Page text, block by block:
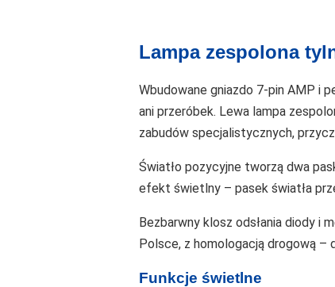
Lampa zespolona
Wbudowane gniazdo 7-pin AMP i
ani przeróbek. Lewa lampa
zabudów specjalistycznych,
Światło pozycyjne tworzą dwa
efekt świetlny – pasek światła
Bezbarwny klosz odsłania diody i
Polsce, z homologacją drogową –
Funkcje świetlne